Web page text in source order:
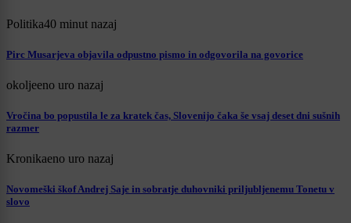
Politika40 minut nazaj
Pirc Musarjeva objavila odpustno pismo in odgovorila na govorice
okoljeeno uro nazaj
Vročina bo popustila le za kratek čas, Slovenijo čaka še vsaj deset dni sušnih
razmer
Kronikaeno uro nazaj
Novomeški škof Andrej Saje in sobratje duhovniki priljubljenemu Tonetu v
slovo